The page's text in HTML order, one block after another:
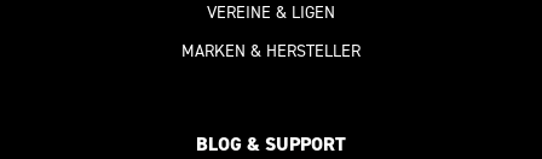
VEREINE & LIGEN
MARKEN & HERSTELLER
BLOG & SUPPORT